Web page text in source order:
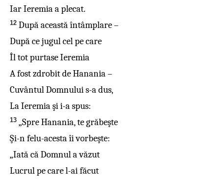
Iar Ieremia a plecat.
12 După această întâmplare –
După ce jugul cel pe care
Îl tot purtase Ieremia
A fost zdrobit de Hanania –
Cuvântul Domnului s-a dus,
La Ieremia şi i-a spus:
13 „Spre Hanania, te grăbeşte
Şi-n felu-acesta îi vorbeşte:
„Iată că Domnul a văzut
Lucrul pe care l-ai făcut